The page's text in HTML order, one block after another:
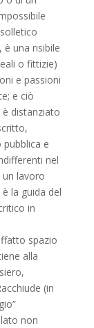
è una risibile
o fittizie)
e passioni
e ciò
distanziato
e
nel
lavoro
la guida del
in
spazio
alla
(in
non